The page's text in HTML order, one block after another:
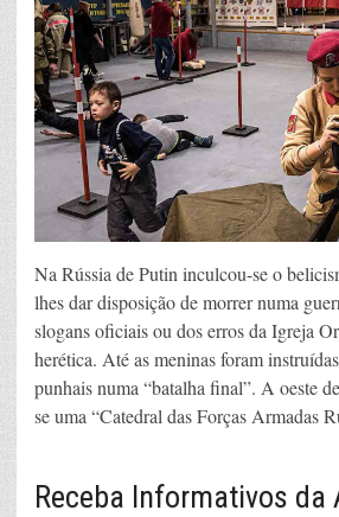
Na Rússia de Putin inculcou-se o
lhes dar disposição de morrer numa
slogans oficiais ou dos erros da Igreja
herética. Até as meninas foram
punhais numa “batalha final”. A oeste
se uma “Catedral das Forças Armadas
Receba Informativos da